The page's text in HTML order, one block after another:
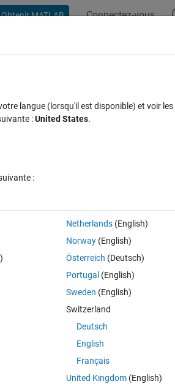
Obtenir MATLAB Connectez-vous
How to start?
Connectez-vous pour répondre à
langue (lorsqu'il est disponible) et voir
:United States.
:
Netherlands(English)
Norway(English)
Österreich (Deutsch)
Portugal (English)
Sweden (English)
Switzerland
Deutsch
English
Français
United Kingdom(English)